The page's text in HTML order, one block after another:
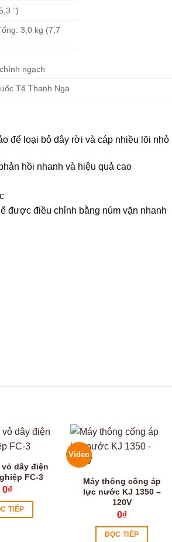
“)
3,0 kg (7,7
ngạch
Tế Thanh Nga
để loại bỏ dây rời và cáp nhiều lõi nhỏ
hồi nhanh và hiệu quả cao
được điều chỉnh bằng núm vặn nhanh
dây điện
FC-3
0₫
TIẾP
Video
Máy thông cống áp
lực nước KJ 1350 –
120V
0₫
ĐỌC TIẾP